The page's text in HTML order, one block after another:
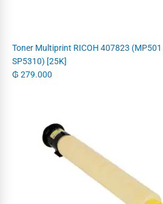
Toner Multiprint RICOH 407823
SP5310) [25K]
₲ 279.000